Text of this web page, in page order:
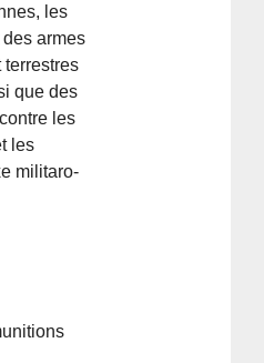
les
armes
terrestres
que des
les
les
militaro-